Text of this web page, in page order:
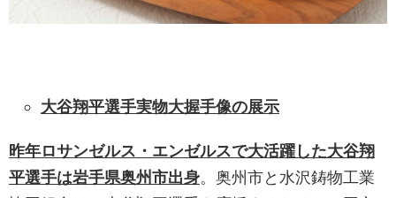
大谷翔平選手実物大握手像の展示
昨年ロサンゼルス・エンゼルスで大活躍した大谷翔
平選手は岩手県奥州市出身。奥州市と水沢鋳物工業